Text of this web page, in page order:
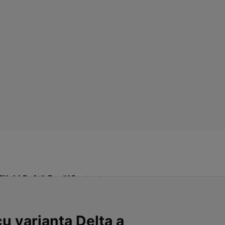
Poftă Bună!Contact
varianta Delta a